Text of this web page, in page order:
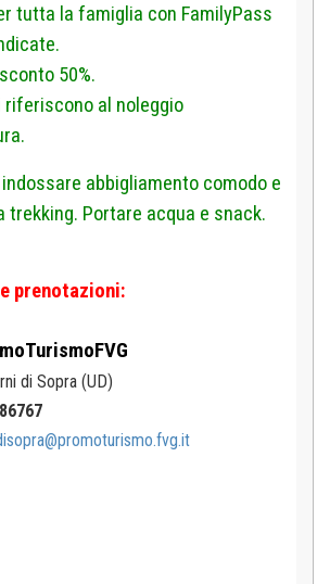
tutta la famiglia con FamilyPass
50%.
al noleggio
abbigliamento comodo e
trekking. Portare acqua e snack.
prenotazioni:
di Sopra (UD)